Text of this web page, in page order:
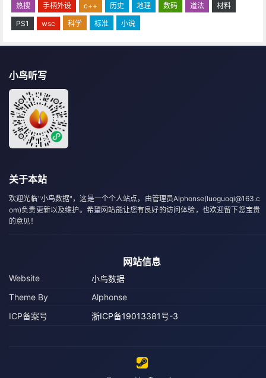
热搜
手柄外设 c++ 历史 地理 数码 道法
材料
PS1
wsc 科学 标准 小说
小鸟听写
关于本站
欢迎光临"小鸟数据"，这是一个个人站点，由管理员Alphonse(luoguoqi@163.c
om)负责更新以及维护。希望网站能让您有良好的访问体验，也欢迎留下您宝贵
的意见！
网站信息
Website
小鸟数据
Theme By
Alphonse
ICP备案号
浙ICP备19013381号-3